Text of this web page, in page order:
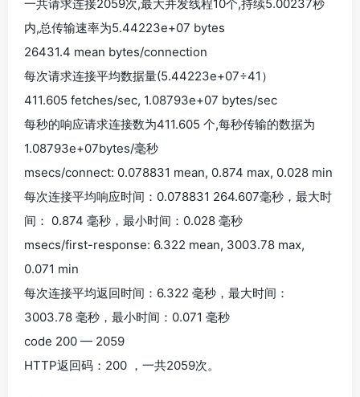
一共请求连接2059次,最大并发线程10个,持续5.00237秒
内,总传输速率为5.44223e+07 bytes
26431.4 mean bytes/connection
每次请求连接平均数据量(5.44223e+07÷41）
411.605 fetches/sec, 1.08793e+07 bytes/sec
每秒的响应请求连接数为411.605 个,每秒传输的数据为
1.08793e+07bytes/毫秒
msecs/connect: 0.078831 mean, 0.874 max, 0.028 min
每次连接平均响应时间：0.078831 264.607毫秒，最大时
间： 0.874 毫秒，最小时间：0.028 毫秒
msecs/first-response: 6.322 mean, 3003.78 max,
0.071 min
每次连接平均返回时间：6.322 毫秒，最大时间：
3003.78 毫秒，最小时间：0.071 毫秒
code 200 — 2059
HTTP返回码：200 ，一共2059次。